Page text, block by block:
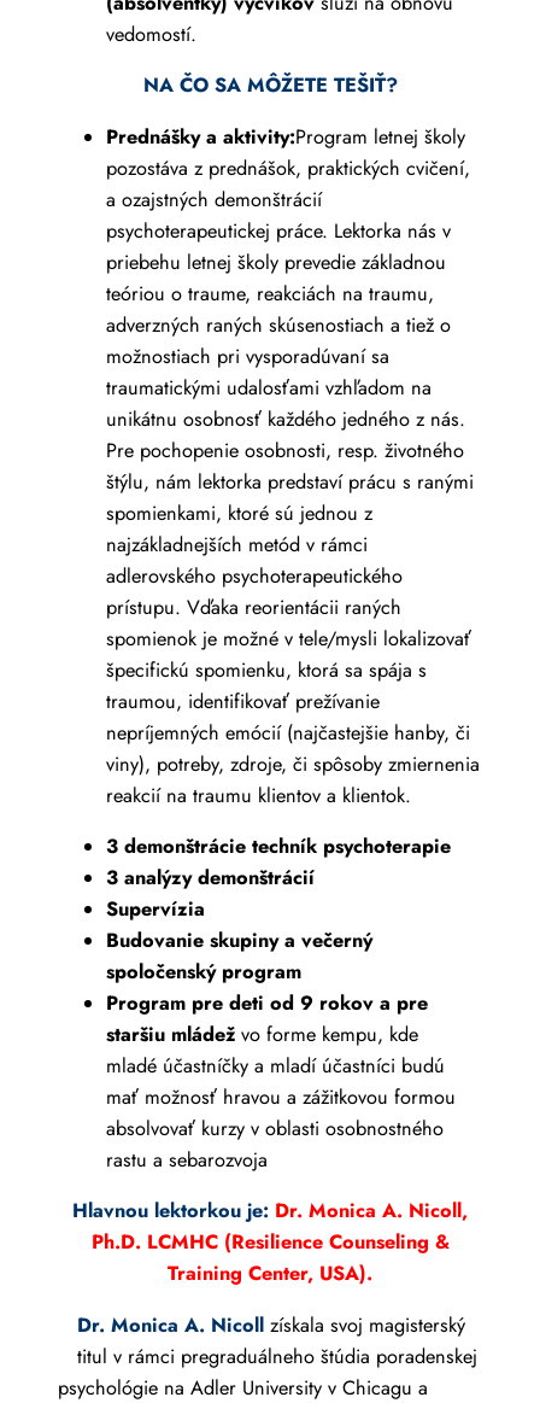
vedomostí.
NA ČO SA MÔŽETE TEŠIŤ?
Prednášky a aktivity:Program letnej školy
pozostáva z prednášok, praktických cvičení,
a ozajstných demonštrácií
psychoterapeutickej práce. Lektorka nás v
priebehu letnej školy prevedie základnou
teóriou o traume, reakciách na traumu,
adverzných raných skúsenostiach a tiež o
možnostiach pri vysporadúvaní sa
traumatickými udalosťami vzhľadom na
unikátnu osobnosť každého jedného z nás.
Pre pochopenie osobnosti, resp. životného
štýlu, nám lektorka predstaví prácu s ranými
spomienkami, ktoré sú jednou z
najzákladnejších metód v rámci
adlerovského psychoterapeutického
prístupu. Vďaka reorientácii raných
spomienok je možné v tele/mysli lokalizovať
špecifickú spomienku, ktorá sa spája s
traumou, identifikovať prežívanie
nepríjemných emócií (najčastejšie hanby, či
viny), potreby, zdroje, či spôsoby zmiernenia
reakcií na traumu klientov a klientok.
3 demonštrácie techník psychoterapie
3 analýzy demonštrácií
Supervízia
Budovanie skupiny a večerný
spoločenský program
Program pre deti od 9 rokov a pre
staršiu mládež vo forme kempu, kde
mladé účastníčky a mladí účastníci budú
mať možnosť hravou a zážitkovou formou
absolvovať kurzy v oblasti osobnostného
rastu a sebarozvoja
Hlavnou lektorkou je: Dr. Monica A. Nicoll,
Ph.D. LCMHC (Resilience Counseling &
Training Center, USA).
Dr. Monica A. Nicoll získala svoj magisterský
titul v rámci pregraduálneho štúdia poradenskej
psychológie na Adler University v Chicagu a